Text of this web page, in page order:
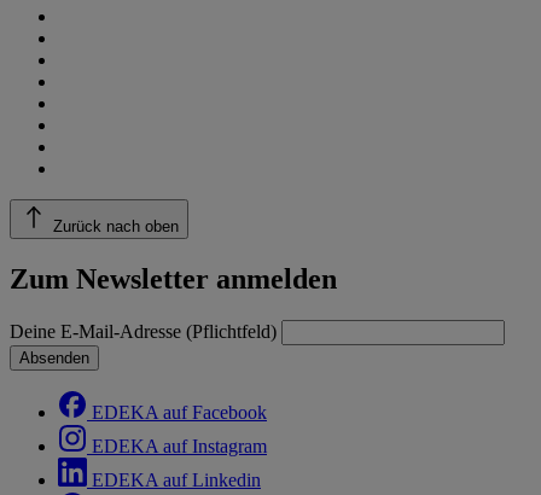
Zurück nach oben
Zum Newsletter anmelden
Deine E-Mail-Adresse (Pflichtfeld)
Absenden
EDEKA auf Facebook
EDEKA auf Instagram
EDEKA auf Linkedin